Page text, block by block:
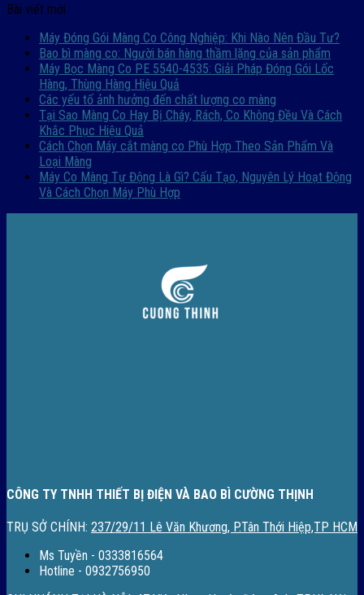
Bài viết mới
Máy Đóng Gói Màng Co Công Nghiệp: Khi Nào Nên Đầu Tư?
Bao bì màng co: Người bán hàng thầm lặng của sản phẩm
Máy Bọc Màng Co PE 5540-4535: Giải Pháp Đóng Gói Lốc
Hàng, Thùng Hàng Hiệu Quả
Các yếu tố ảnh hưởng đến chất lượng co màng
Tại Sao Màng Co Hay Bị Cháy, Rách, Co Không Đều Và Cách
Khắc Phục Hiệu Quả
Cách Chọn Máy cắt màng co Phù Hợp Theo Sản Phẩm Và
Loại Màng
Máy Co Màng Tự Động Là Gì? Cấu Tạo, Nguyên Lý Hoạt Động
Và Cách Chọn Máy Phù Hợp
CÔNG TY TNHH THIẾT BỊ ĐIỆN VÀ BAO BÌ CƯỜNG THỊNH
TRỤ SỞ CHÍNH: 237/29/11 Lê Văn Khương, P.Tân Thới Hiệp,TP HCM
Ms Tuyền - 0333816564
Hotline - 0932756950